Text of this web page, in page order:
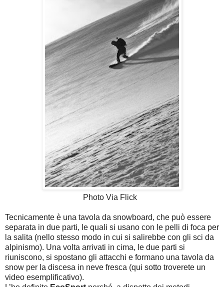
Photo Via Flick
Tecnicamente è una tavola da snowboard, che può essere
separata in due parti, le quali si usano con le pelli di foca per
la salita (nello stesso modo in cui si salirebbe con gli sci da
alpinismo). Una volta arrivati in cima, le due parti si
riuniscono, si spostano gli attacchi e formano una tavola da
snow per la discesa in neve fresca (qui sotto troverete un
video esemplificativo).